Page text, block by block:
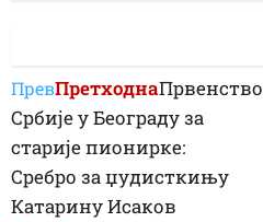
ПревПретходнаПрвенство
Србије у Београду за
старије пионирке:
Сребро за џудисткињу
Катарину Исаков